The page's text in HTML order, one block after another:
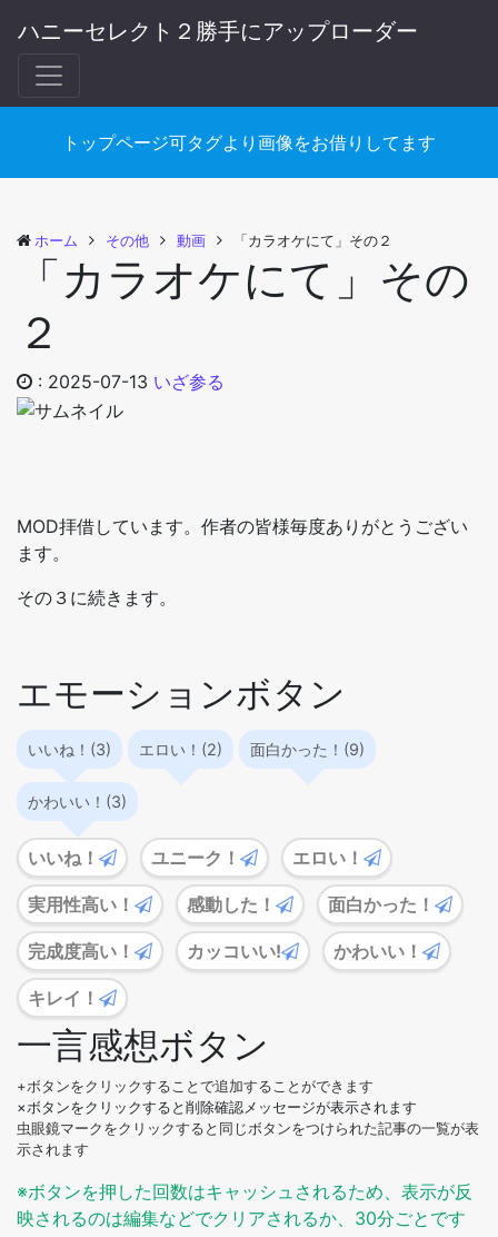
ハニーセレクト２勝手にアップローダー
トップページ可タグより画像をお借りしてます
ホーム その他 動画 「カラオケにて」その２
「カラオケにて」その
２
: 2025-07-13 いざ参る
MOD拝借しています。作者の皆様毎度ありがとうござい
ます。
その３に続きます。
エモーションボタン
いいね！(3) エロい！(2) 面白かった！(9)
かわいい！(3)
いいね！ ユニーク！ エロい！
実用性高い！ 感動した！ 面白かった！
完成度高い！ カッコいい! かわいい！
キレイ！
一言感想ボタン
+ボタンをクリックすることで追加することができます
×ボタンをクリックすると削除確認メッセージが表示されます
虫眼鏡マークをクリックすると同じボタンをつけられた記事の一覧が表
示されます
※ボタンを押した回数はキャッシュされるため、表示が反
映されるのは編集などでクリアされるか、30分ごとです